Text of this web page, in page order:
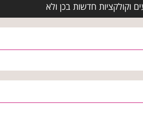
וקולקציות חדשות בכן ולא